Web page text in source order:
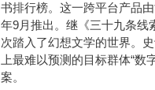
书排行榜。这一跨平台产品
年9月推出。继《三十九条线
次踏入了幻想文学的世界。
上最难以预测的目标群体“
案。